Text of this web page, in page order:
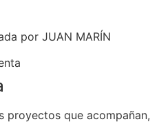
por JUAN MARÍN
proyectos que acompañan,